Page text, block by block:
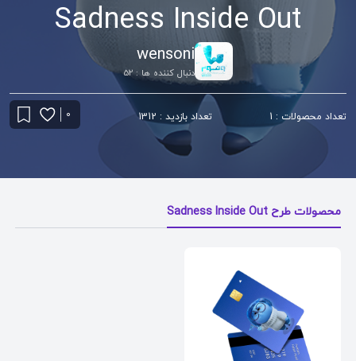
Sadness Inside Out
wensoni
دنبال کننده ها : 52
تعداد محصولات : 1 تعداد بازدید : 1312 0
محصولات طرح Sadness Inside Out